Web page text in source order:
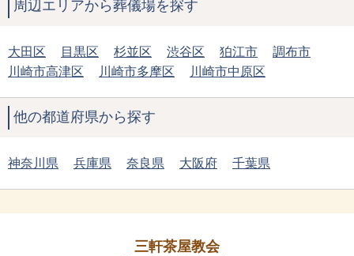
周辺エリアから葬儀場を探す
大田区 目黒区 杉並区 渋谷区 狛江市
調布市
川崎市高津区
川崎市多摩区 川崎市中原区
他の都道府県から探す
神奈川県 兵庫県 奈良県 大阪府 千葉県
三軒茶屋教会